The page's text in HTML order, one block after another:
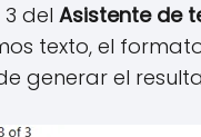
3 del Asistente de
texto, el
generar el